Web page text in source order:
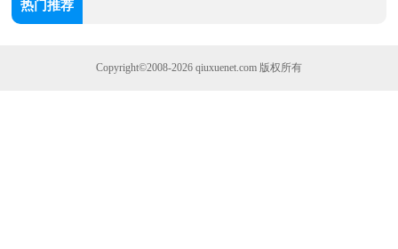
热门推荐
Copyright©2008-2026 qiuxuenet.com 版权所有